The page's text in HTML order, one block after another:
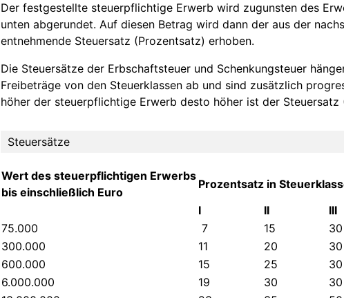
Der festgestellte steuerpflichtige Erwerb wird zugunsten des
unten abgerundet. Auf diesen Betrag wird dann der aus der
entnehmende Steuersatz (Prozentsatz) erhoben.
Die Steuersätze der Erbschaftsteuer und Schenkungsteuer
Freibeträge von den Steuerklassen ab und sind zusätzlich
höher der steuerpflichtige Erwerb desto höher ist der Steuersatz
Steuersätze
Wert des steuerpflichtigen Erwerbs
bis einschließlich Euro
Prozentsatz in
I
II
III
75.000
7 15
30
300.000
11 20
30
600.000
15 25
30
6.000.000
19 30
30